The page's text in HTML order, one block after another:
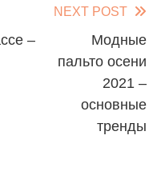
–
NEXT POST
Модные
пальто осени
2021 –
основные
тренды